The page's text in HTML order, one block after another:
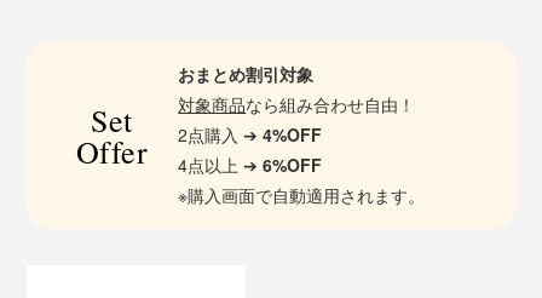
Set
Offer
おまとめ割引対象
対象商品なら組み合わせ自由！
2点購入 ➔4%OFF
4点以上 ➔6%OFF
※購入画面で自動適用されます。